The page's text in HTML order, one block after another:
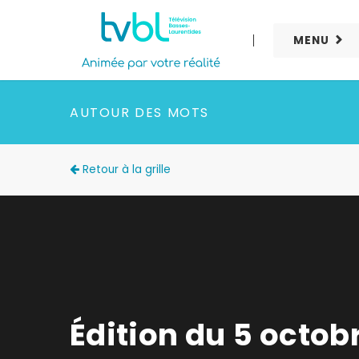
MENU
AUTOUR DES MOTS
Retour à la grille
Édition du 5